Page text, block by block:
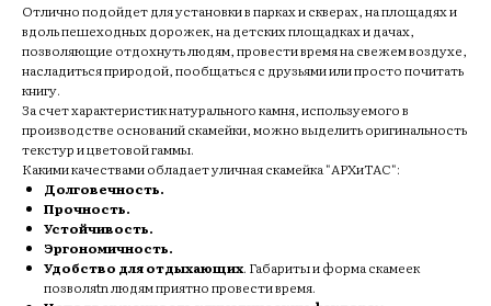
Отлично подойдет для установки в парках и скверах, на площадях и
вдоль пешеходных дорожек, на детских площадках и дачах,
позволяющие отдохнуть людям, провести время на свежем воздухе,
насладиться природой, пообщаться с друзьями или просто почитать
книгу.
За счет характеристик натурального камня, используемого в
производстве оснований скамейки, можно выделить оригинальность
текстур и цветовой гаммы.
Какими качествами обладает уличная скамейка "АРХиТАС":
Долговечность.
Прочность.
Устойчивость.
Эргономичность.
Удобство для отдыхающих. Габариты и форма скамеек
позволяtn людям приятно провести время.